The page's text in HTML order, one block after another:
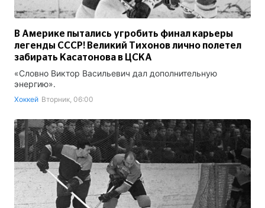
В Америке пытались угробить финал карьеры
легенды СССР! Великий Тихонов лично полетел
забирать Касатонова в ЦСКА
«Словно Виктор Васильевич дал дополнительную
энергию».
Хоккей Вторник, 06:00